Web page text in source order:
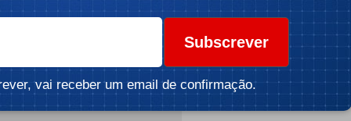
Subscrever
vai receber um email de confirmação.